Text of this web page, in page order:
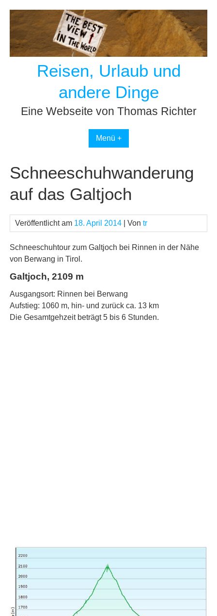
content
Reisen, Urlaub und
andere Dinge
Eine Webseite von Thomas Richter
Menü +
Schneeschuhwanderung
auf das Galtjoch
Veröffentlicht am 18. April 2014 | Von tr
Schneeschuhtour zum Galtjoch bei Rinnen in der Nähe
von Berwang in Tirol.
Galtjoch, 2109 m
Ausgangsort: Rinnen bei Berwang
Aufstieg: 1060 m, hin- und zurück ca. 13 km
Die Gesamtgehzeit beträgt 5 bis 6 Stunden.